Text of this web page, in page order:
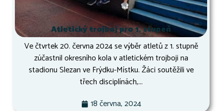
Atletický trojboj pro 1. stupeň
Ve čtvrtek 20. června 2024 se výběr atletů z 1. stupně
zúčastnil okresního kola v atletickém trojboji na
stadionu Slezan ve Frýdku-Místku. Žáci soutěžili ve
třech disciplínách,...
18 června, 2024